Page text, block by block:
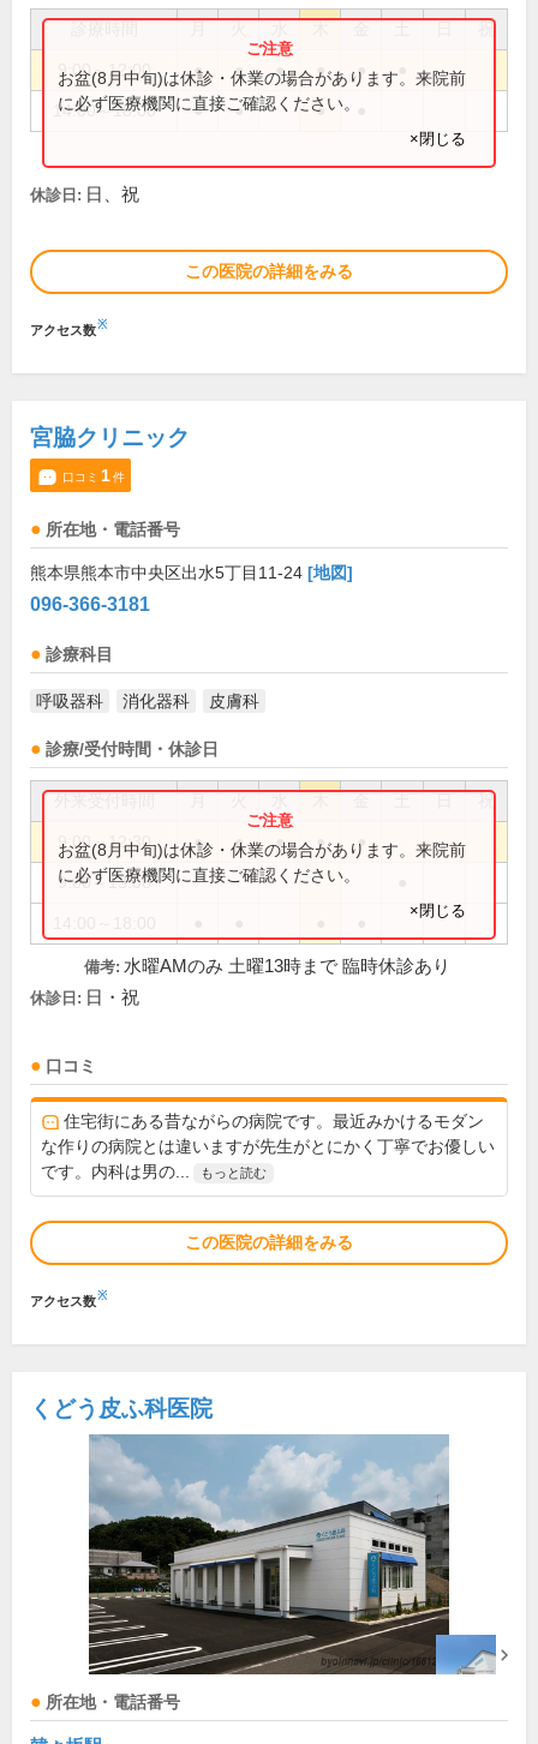
祝
9:00～12:00 ● ● ● ● ●
14:00～18:00 ● ● ●
お盆(8月中旬)は休診・休業の場合があります。来院前
に必ず医療機関に直接ご確認ください。
×閉じる
休診日: 日、祝
この医院の詳細をみる
アクセス数※
宮脇クリニック
口コミ 1件
所在地・電話番号
熊本県熊本市中央区出水5丁目11-24 [地図]
096-366-3181
診療科目
呼吸器科 消化器科 皮膚科
診療/受付時間・休診日
祝
9:00～12:30 ● ● ● ● ●
9:00～13:00
お盆(8月中旬)は休診・休業の場合があります。来院前
に必ず医療機関に直接ご確認ください。
×閉じる
備考: 水曜AMのみ 土曜13時まで 臨時休診あり
休診日: 日・祝
口コミ
住宅街にある昔ながらの病院です。最近みかけるモダン
な作りの病院とは違いますが先生がとにかく丁寧でお優しい
です。内科は男の...
もっと読む
この医院の詳細をみる
アクセス数※
くどう皮ふ科医院
所在地・電話番号